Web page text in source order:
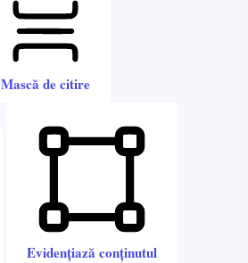
Mască de citire
Evidențiază conținutul